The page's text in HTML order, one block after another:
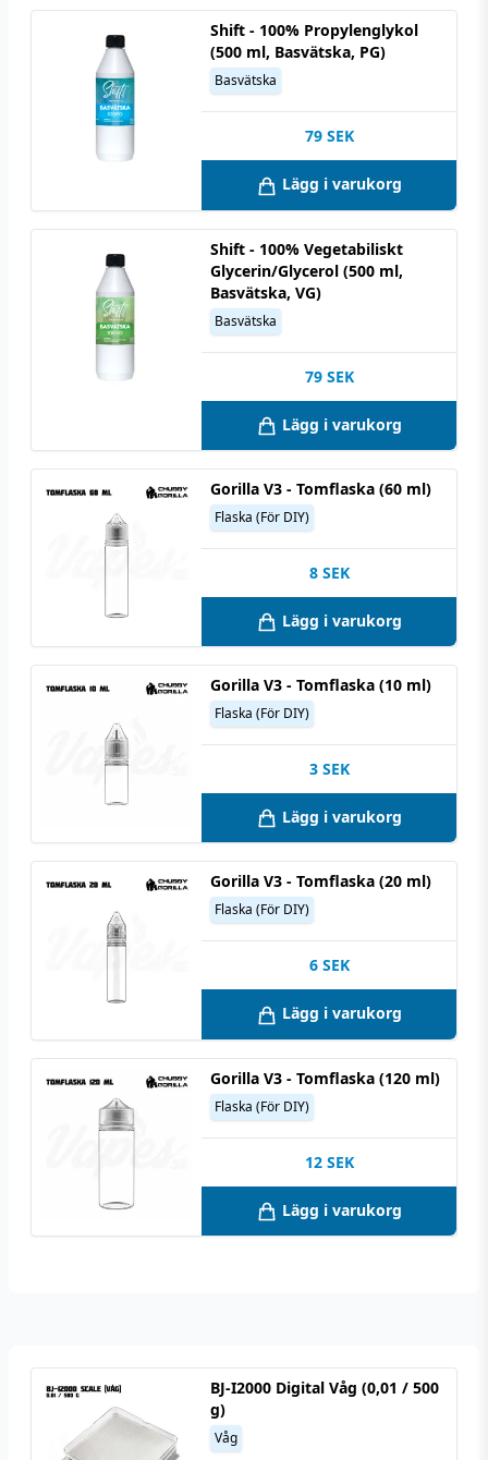
Shift - 100% Propylenglykol
(500 ml, Basvätska, PG)
Basvätska
79 SEK
Lägg i varukorg
Shift - 100% Vegetabiliskt
Glycerin/Glycerol (500 ml,
Basvätska, VG)
Basvätska
79 SEK
Lägg i varukorg
Gorilla V3 - Tomflaska (60 ml)
Flaska (För DIY)
8 SEK
Lägg i varukorg
Gorilla V3 - Tomflaska (10 ml)
Flaska (För DIY)
3 SEK
Lägg i varukorg
Gorilla V3 - Tomflaska (20 ml)
Flaska (För DIY)
6 SEK
Lägg i varukorg
Gorilla V3 - Tomflaska (120 ml)
Flaska (För DIY)
12 SEK
Lägg i varukorg
BJ-I2000 Digital Våg (0,01 / 500
g)
Våg